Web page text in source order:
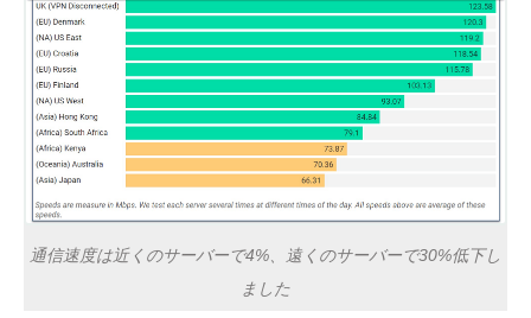
通信速度は近くのサーバーで4%、遠くのサーバーで30%低下し
ました